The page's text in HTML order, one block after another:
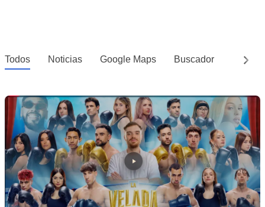
Todos Noticias Google Maps Buscador